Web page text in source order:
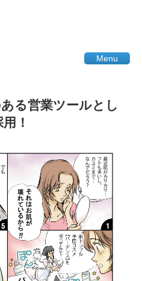
Menu
ある営業ツールとし
！